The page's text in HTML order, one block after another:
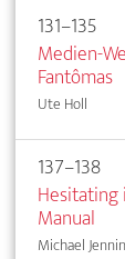
131–135
Medien-
Fantômas
Ute Holl
137–138
Hesitating
Manual
Michael